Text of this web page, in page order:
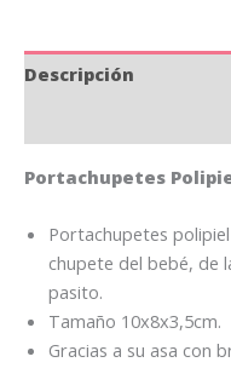
Descripción
Portachupetes
Portachupetes
chupete del bebé, de
pasito.
Tamaño 10x8x3,5cm.
Gracias a su asa con